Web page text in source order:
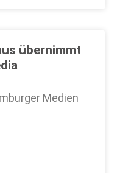
übernimmt
Medien